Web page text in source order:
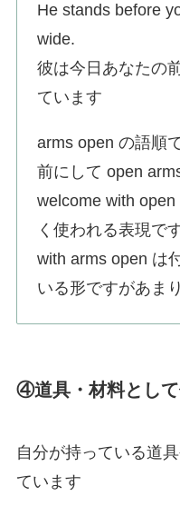
He stands before
wide.
彼は今日あなたの
ています
arms open の語順
前にして open
welcome with
く使われる表現で
with arms open は
いる形ですがあま
④道具・材料として
自分が持っている道
ています